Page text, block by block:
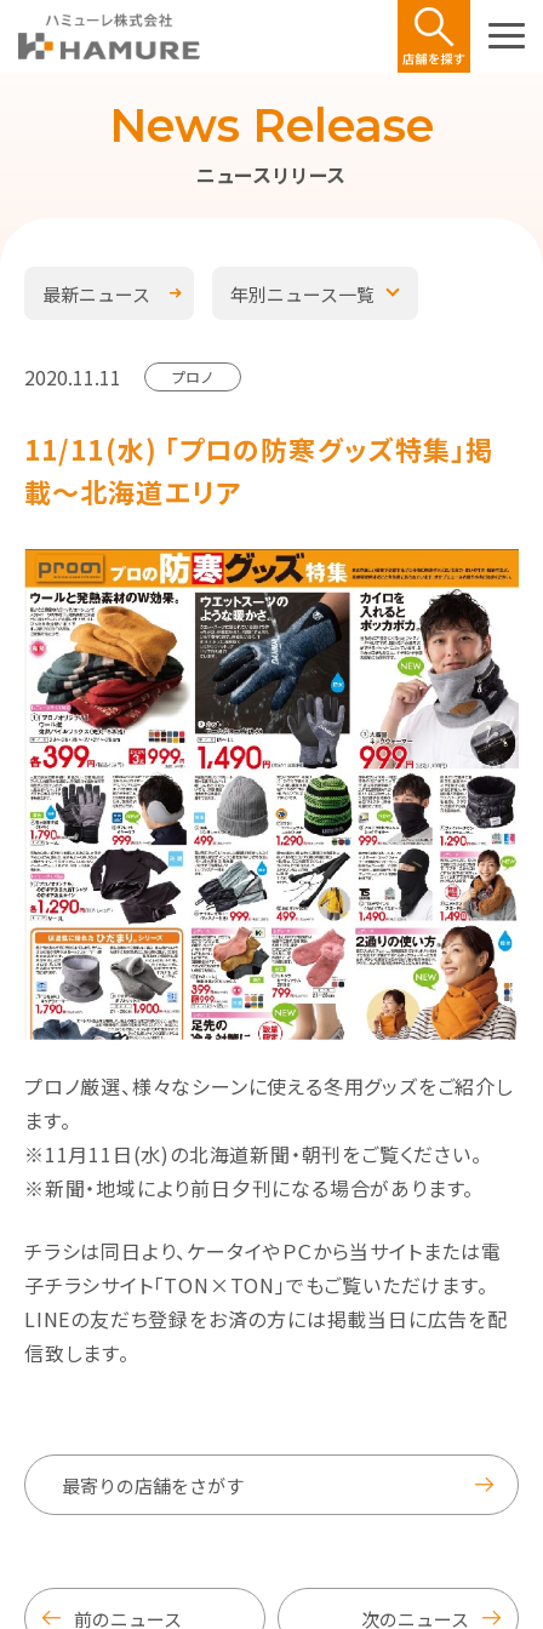
ニュースリリース
News Release
最新ニュース 年別ニュース一覧
2020.11.11 プロノ
11/11(水) ｢プロの防寒グッズ特集｣掲
載～北海道エリア
プロノ厳選、様々なシーンに使える冬用グッズをご紹介し
ます。
※11月11日(水)の北海道新聞・朝刊をご覧ください。
※新聞・地域により前日夕刊になる場合があります。
チラシは同日より、ケータイやＰＣから当サイトまたは電
子チラシサイト｢TON×TON｣でもご覧いただけます。
LINEの友だち登録をお済の方には掲載当日に広告を配
信致します。
最寄りの店舗をさがす
前のニュース 次のニュース